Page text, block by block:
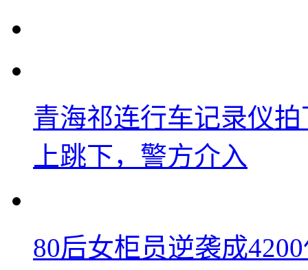
青海祁连行车记录仪
上跳下，警方介入
80后女柜员逆袭成